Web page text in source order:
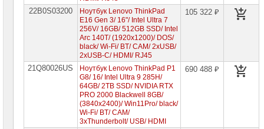
Ноутбуки
Моноблоки
22B0S03200
Ноутбук Lenovo ThinkPad
E16 Gen 3/ 16"/ Intel Ultra 7
256V/ 16GB/ 512GB SSD/ Intel
Arc 140T/ (1920x1200)/ DOS/
black/ Wi-Fi/ BT/ CAM/ 2xUSB/
2xUSB-C/ HDMI/ RJ45
105 322 ₽
21Q80026US
Ноутбук Lenovo ThinkPad P1
G8/ 16/ Intel Ultra 9 285H/
64GB/ 2TB SSD/ NVIDIA RTX
PRO 2000 Blackwell 8GB/
(3840x2400)/ Win11Pro/ black/
Wi-Fi/ BT/ CAM/
3xThunderbolt/ USB/ HDMI
690 488 ₽